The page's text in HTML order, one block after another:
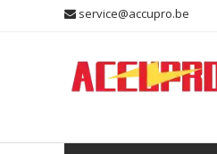
service@accupro.be